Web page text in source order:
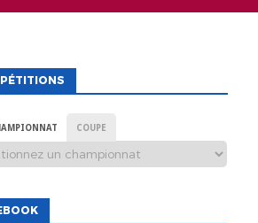
COUPE